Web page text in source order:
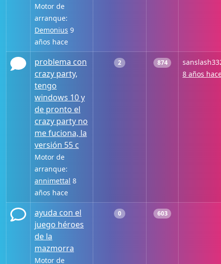
Motor de
arranque:
Demonius 9
años hace
problema con
crazy party,
tengo
windows 10 y
de pronto el
crazy party no
me fuciona, la
versión 55 c
Motor de
arranque:
annimettal 8
años hace
2 874
8 años
ayuda con el
juego héroes
de la
mazmorra
Motor de
0 603